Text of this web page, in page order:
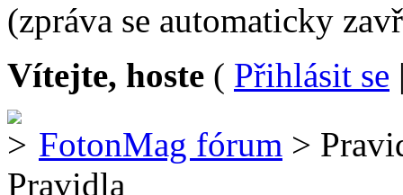
(zpráva se automaticky
Vítejte, hoste ( Přihlásit se
FotonMag fórum >
Pravidla